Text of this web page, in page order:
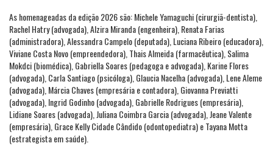
As homenageadas da edição 2026 são: Michele Yamaguchi (cirurgiã-dentista),
Rachel Hatry (advogada), Alzira Miranda (engenheira), Renata Farias
(administradora), Alessandra Campelo (deputada), Luciana Ribeiro (educadora),
Viviane Costa Novo (empreendedora), Thais Almeida (farmacêutica), Salima
Mokdci (biomédica), Gabriella Soares (pedagoga e advogada), Karine Flores
(advogada), Carla Santiago (psicóloga), Glaucia Nacelha (advogada), Lene Aleme
(advogada), Márcia Chaves (empresária e contadora), Giovanna Previatti
(advogada), Ingrid Godinho (advogada), Gabrielle Rodrigues (empresária),
Lidiane Soares (advogada), Juliana Coimbra Garcia (advogada), Jeane Valente
(empresária), Grace Kelly Cidade Cândido (odontopediatra) e Tayana Motta
(estrategista em saúde).